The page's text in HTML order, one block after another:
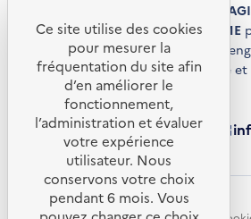
Agir pour la transition écologique
de conseils et de services de l'ADEME
acteurs économiques et territoires
contre le réchauffement climatique
ressources.
ademe.fr
S'ouvre
nouvelle
fenêtre
librairie.ademe.fr
S'ouvre
dans
une
nouvelle
fenêtre
ademe.fr/presse
S'ouvre
nouvelle
fenêtre
Accessibilité : non conforme
Ce site utilise des cookies
pour mesurer la
fréquentation du site afin
d’en améliorer le
fonctionnement,
l’administration et évaluer
votre expérience
utilisateur. Nous
conservons votre choix
pendant 6 mois. Vous